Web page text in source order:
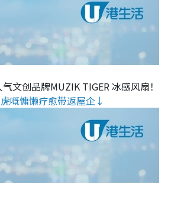
文创品牌MUZIK TIGER 冰感风扇！
嘅慵懒疗愈带返屋企↓